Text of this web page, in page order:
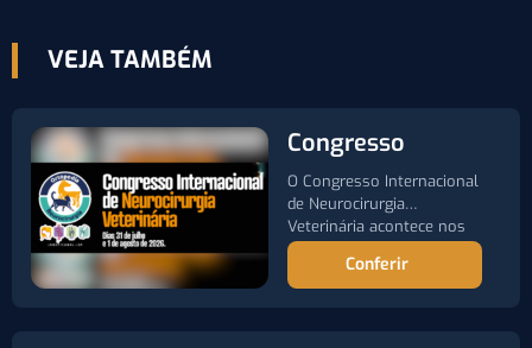
VEJA TAMBÉM
Congresso
O Congresso Internacional
de Neurocirurgia
Veterinária acontece nos
dias 31 de julho…
Conferir